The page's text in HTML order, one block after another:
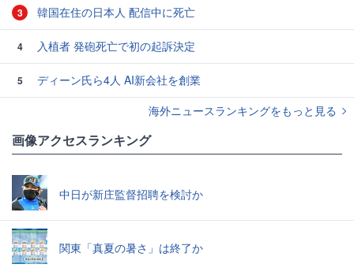
3 韓国在住の日本人 配信中に死亡
4 入植者 発砲死亡で初の起訴決定
5
ディーン氏ら4人 AI新会社を創業
海外ニュースランキングをもっと見る
画像アクセスランキング
中日が新庄監督招聘を検討か
関東「真夏の暑さ」は終了か